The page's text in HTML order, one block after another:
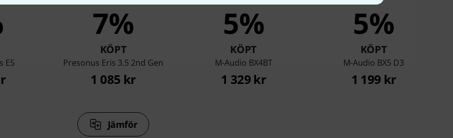
E5
7%
KÖPT
Presonus Eris 3.5 2nd Gen
1 085 kr
5%
KÖPT
M-Audio BX4BT
1 329 kr
5%
KÖPT
M-Audio BX5 D3
1 199 kr
Jämför